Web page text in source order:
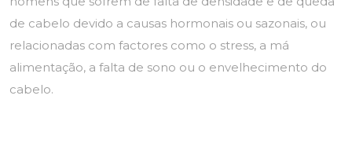
de cabelo devido a causas hormonais ou sazonais, ou
relacionadas com factores como o stress, a má
alimentação, a falta de sono ou o envelhecimento do
cabelo.